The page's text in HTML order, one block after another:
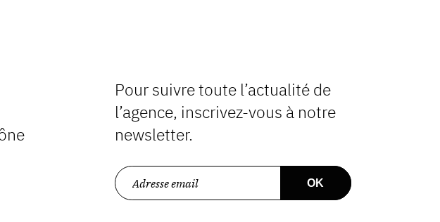
Pour suivre toute l’actualité de
l’agence, inscrivez-vous à notre
newsletter.